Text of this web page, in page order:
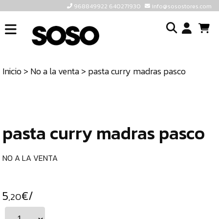
968849922 640271930 info@sosostores.com
INICIO
TIENDA
640271930
Inicio> No a la venta> pasta curry madras pasco
pasta curry madras pasco
NO A LA VENTA
5,20€/